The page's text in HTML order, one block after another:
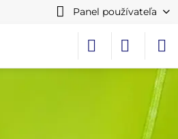
Panel používateľa